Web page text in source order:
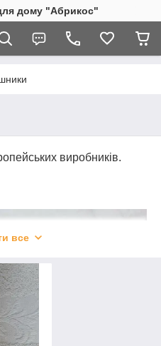
дому "Абрикос"
виробників.
все